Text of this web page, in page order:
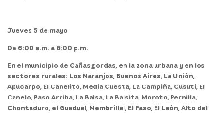
Jueves 5 de mayo
De 6:00 a.m. a 6:00 p.m.
En el municipio de Cañasgordas, en la zona urbana y en los
sectores rurales: Los Naranjos, Buenos Aires, La Unión,
Apucarpo, El Canelito, Media Cuesta, La Campiña, Cusuti, El
Canelo, Paso Arriba, La Balsa, La Balsita, Moroto, Pernilla,
Chontaduro, el Guadual, Membrillal, El Paso, El León, Alto del